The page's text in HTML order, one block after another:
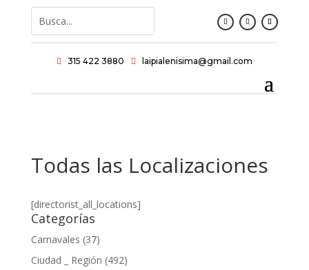
 315 422 3880  laipialenisima@gmail.com
Todas las Localizaciones
[directorist_all_locations]
Categorías
Carnavales (37)
Ciudad _ Región (492)